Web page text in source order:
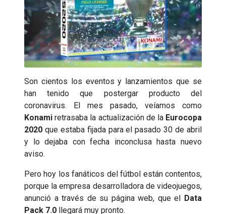
Son cientos los eventos y lanzamientos que se
han tenido que postergar producto del
coronavirus. El mes pasado, veíamos como
Konami retrasaba la actualización de la Eurocopa
2020 que estaba fijada para el pasado 30 de abril
y lo dejaba con fecha inconclusa hasta nuevo
aviso.
Pero hoy los fanáticos del fútbol están contentos,
porque la empresa desarrolladora de videojuegos,
anunció a través de su página web, que el Data
Pack 7.0 llegará muy pronto.